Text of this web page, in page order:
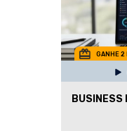
GANHE 2
BUSINESS